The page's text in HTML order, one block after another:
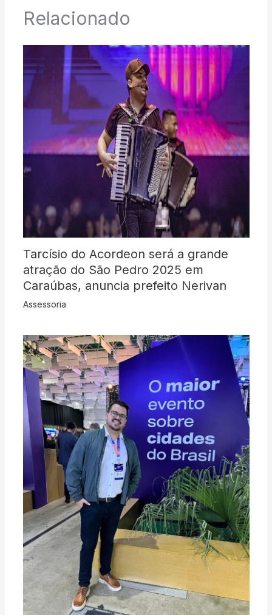
Relacionado
Tarcísio do Acordeon será a grande
atração do São Pedro 2025 em
Caraúbas, anuncia prefeito Nerivan
Assessoria